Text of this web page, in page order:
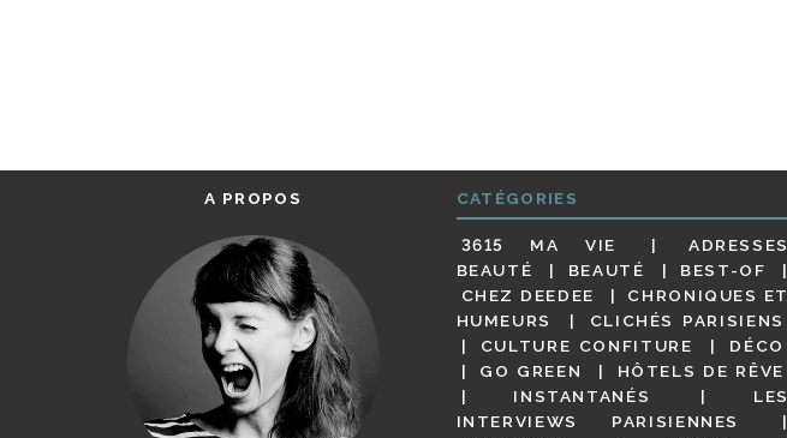
A PROPOS CATÉGORIES
3615 MA VIE
ADRESSES
BEAUTÉ
BEAUTÉ
BEST-OF
CHEZ DEEDEE
CHRONIQUES ET
HUMEURS
CLICHÉS PARISIENS
CULTURE CONFITURE
DÉCO
GO GREEN
HÔTELS DE RÊVE
INSTANTANÉS
LES
INTERVIEWS PARISIENNES